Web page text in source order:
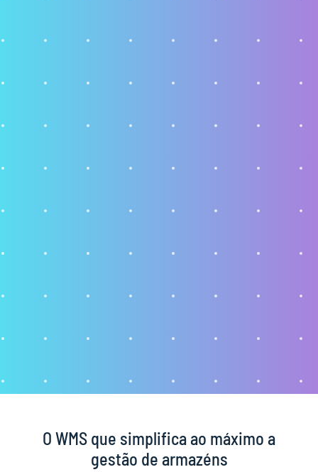
O WMS que simplifica ao máximo a
gestão de armazéns